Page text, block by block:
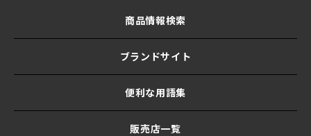
商品情報検索
ブランドサイト
便利な用語集
販売店一覧